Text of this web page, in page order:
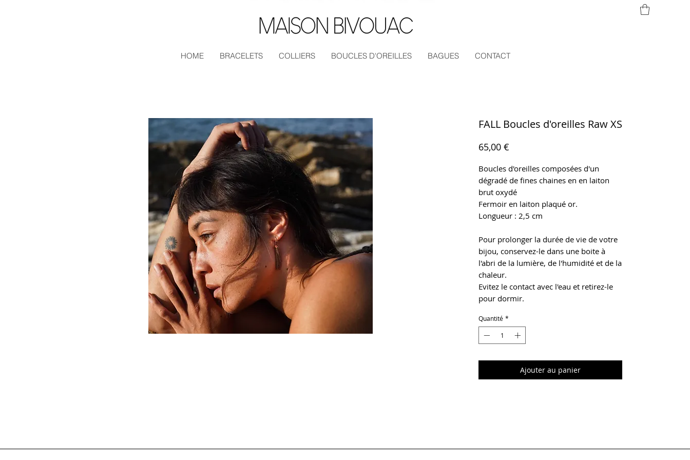
HOME BRACELETS COLLIERS BOUCLES D'OREILLES BAGUES CONTACT
FALL Boucles d'oreilles Raw XS
65,00 €
Boucles d'oreilles composées d'un
dégradé de fines chaines en en laiton
brut oxydé
Fermoir en laiton plaqué or.
Longueur : 2,5 cm
Pour prolonger la durée de vie de votre
bijou, conservez-le dans une boite à
l'abri de la lumière, de l'humidité et de la
chaleur.
Evitez le contact avec l'eau et retirez-le
pour dormir.
Quantité *
Ajouter au panier